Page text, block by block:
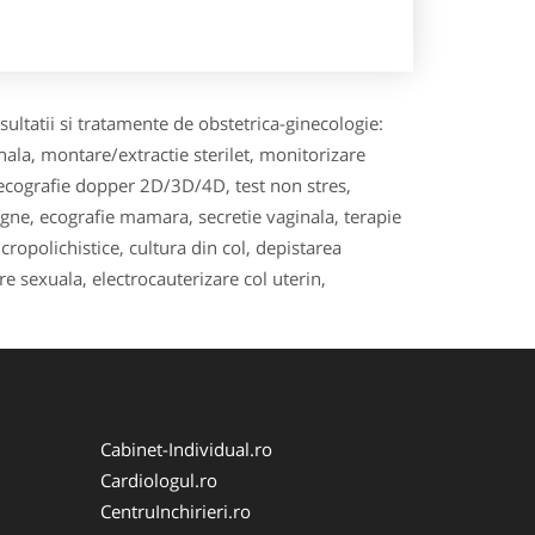
si tratamente de obstetrica-ginecologie:
montare/extractie sterilet, monitorizare
dopper 2D/3D/4D, test non stres,
ecografie mamara, secretie vaginala, terapie
cultura din col, depistarea
sexuala, electrocauterizare col uterin,
Cabinet-Individual.ro
Cardiologul.ro
CentruInchirieri.ro